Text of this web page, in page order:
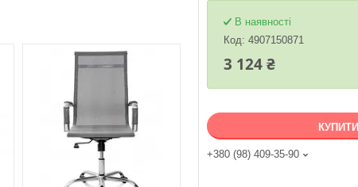
В наявності
Код: 4907150871
3 124 ₴
КУПИТИ
+380 (98) 409-35-90